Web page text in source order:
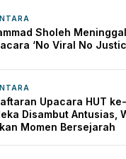
Sholeh
‘No Viral No
Upacara HUT
Disambut Antusias,
Momen Bersejarah